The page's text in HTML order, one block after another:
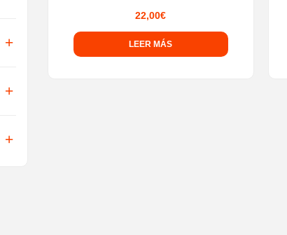
22,00€
LEER MÁS